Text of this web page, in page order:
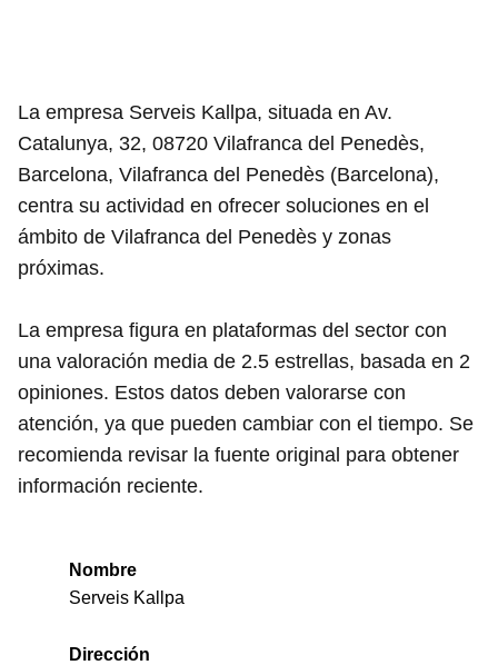
La empresa Serveis Kallpa, situada en Av.
Catalunya, 32, 08720 Vilafranca del Penedès,
Barcelona, Vilafranca del Penedès (Barcelona),
centra su actividad en ofrecer soluciones en el
ámbito de Vilafranca del Penedès y zonas
próximas.
La empresa figura en plataformas del sector con
una valoración media de 2.5 estrellas, basada en 2
opiniones. Estos datos deben valorarse con
atención, ya que pueden cambiar con el tiempo. Se
recomienda revisar la fuente original para obtener
información reciente.
Nombre
Serveis Kallpa
Dirección